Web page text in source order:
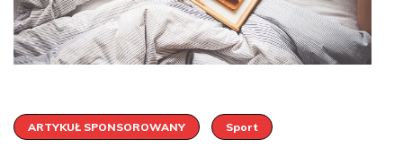
ARTYKUŁ SPONSOROWANY Sport